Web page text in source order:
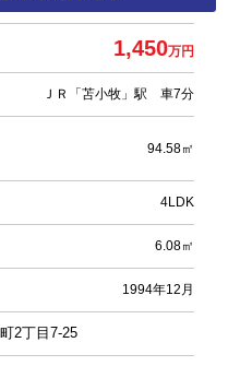
1,450万円
ＪＲ「苫小牧」駅 車7分
94.58㎡
4LDK
6.08㎡
1994年12月
2丁目7-25